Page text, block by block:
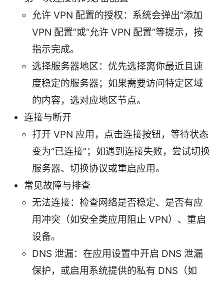
允许 VPN 配置的授权：系统会弹出“添加
VPN 配置”或“允许 VPN 配置”等提示，按
指示完成。
选择服务器地区：优先选择离你最近且速
度稳定的服务器；如果需要访问特定区域
的内容，选对应地区节点。
连接与断开
打开 VPN 应用，点击连接按钮，等待状态
变为“已连接”；如遇到连接失败，尝试切换
服务器、切换协议或重启应用。
常见故障与排查
无法连接：检查网络是否稳定、是否有应
用冲突（如安全类应用阻止 VPN）、重启
设备。
DNS 泄漏：在应用设置中开启 DNS 泄漏
保护，或启用系统提供的私有 DNS（如